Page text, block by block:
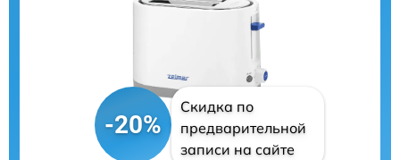
-20%
Скидка по
предварительной
записи на сайте